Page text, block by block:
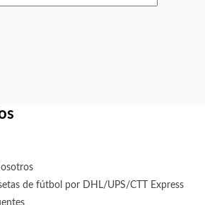
de fútbol por DHL/UPS/CTT Express